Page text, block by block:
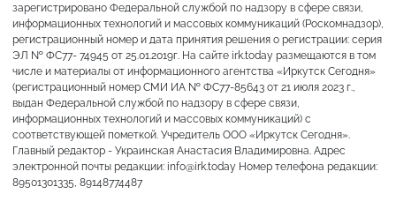
зарегистрировано Федеральной службой по надзору в сфере связи,
информационных технологий и массовых коммуникаций (Роскомнадзор),
регистрационный номер и дата принятия решения о регистрации: серия
ЭЛ № ФС77- 74945 от 25.01.2019г. На сайте irk.today размещаются в том
числе и материалы от информационного агентства «Иркутск Сегодня»
(регистрационный номер СМИ ИА № ФС77-85643 от 21 июля 2023 г.,
выдан Федеральной службой по надзору в сфере связи,
информационных технологий и массовых коммуникаций) с
соответствующей пометкой. Учредитель ООО «Иркутск Сегодня».
Главный редактор - Украинская Анастасия Владимировна. Адрес
электронной почты редакции: info@irk.today Номер телефона редакции:
89501301335, 89148774487